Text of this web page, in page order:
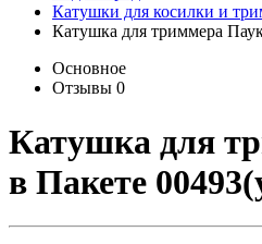
Катушки для косилки и
Катушка для триммера
Основное
Отзывы 0
Катушка для
в Пакете